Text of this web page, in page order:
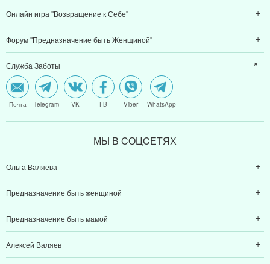
Онлайн игра "Возвращение к Себе"
Форум "Предназначение быть Женщиной"
Служба Заботы
Почта Telegram VK FB Viber WhatsApp
МЫ В CОЦCЕТЯХ
Ольга Валяева
Предназначение быть женщиной
Предназначение быть мамой
Алексей Валяев